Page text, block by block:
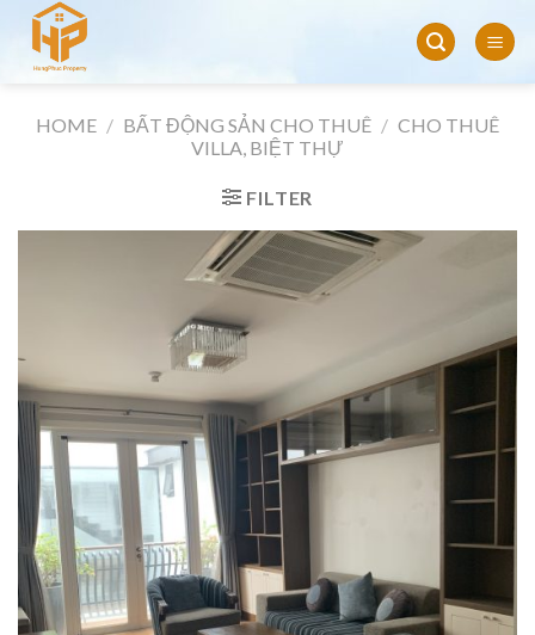
Skip
content
HOME / BẤT ĐỘNG SẢN CHO THUÊ / CHO THUÊ
VILLA, BIỆT THỰ
FILTER